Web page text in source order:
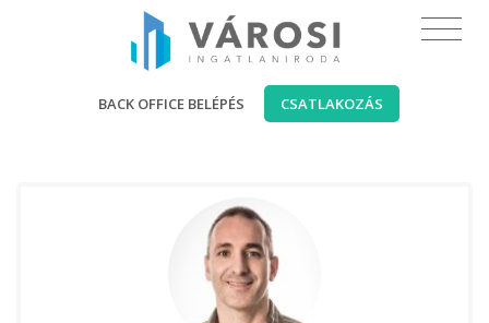
BACK OFFICE BELÉPÉS CSATLAKOZÁS